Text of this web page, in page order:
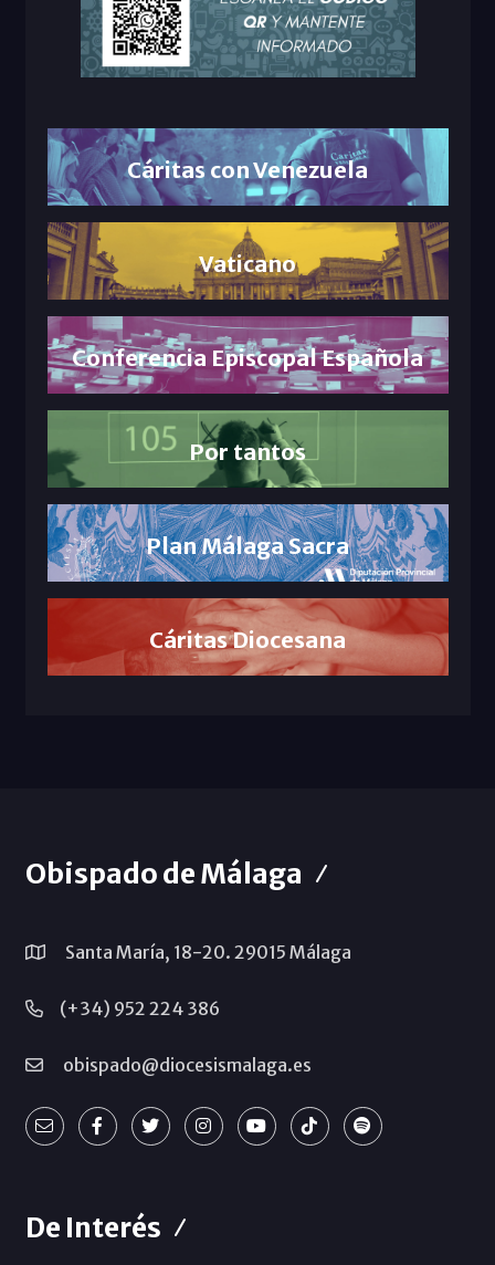
Cáritas con Venezuela
Vaticano
Conferencia Episcopal Española
Por tantos
Plan Málaga Sacra
Cáritas Diocesana
Obispado de Málaga
Santa María, 18-20. 29015 Málaga
(+34) 952 224 386
obispado@diocesismalaga.es
De Interés